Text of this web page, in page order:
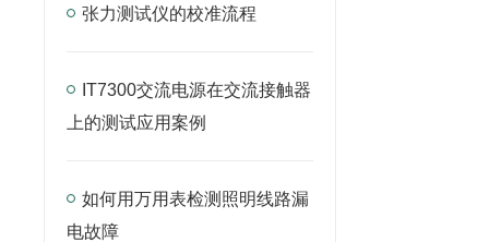
张力测试仪的校准流程
IT7300交流电源在交流接触器
上的测试应用案例
如何用万用表检测照明线路漏
电故障